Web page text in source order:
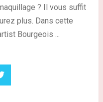
? Il vous suffit
plus. Dans cette
Bourgeois ...